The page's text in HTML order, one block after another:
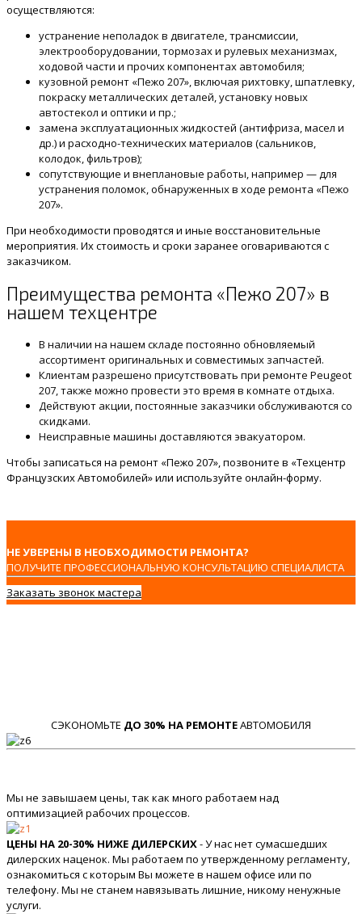
осуществляются:
устранение неполадок в двигателе, трансмиссии,
электрооборудовании, тормозах и рулевых механизмах,
ходовой части и прочих компонентах автомобиля;
кузовной ремонт «Пежо 207», включая рихтовку, шпатлевку,
покраску металлических деталей, установку новых
автостекол и оптики и пр.;
замена эксплуатационных жидкостей (антифриза, масел и
др.) и расходно-технических материалов (сальников,
колодок, фильтров);
сопутствующие и внеплановые работы, например — для
устранения поломок, обнаруженных в ходе ремонта «Пежо
207».
При необходимости проводятся и иные восстановительные
мероприятия. Их стоимость и сроки заранее оговариваются с
заказчиком.
Преимущества ремонта «Пежо 207» в
нашем техцентре
В наличии на нашем складе постоянно обновляемый
ассортимент оригинальных и совместимых запчастей.
Клиентам разрешено присутствовать при ремонте Peugeot
207, также можно провести это время в комнате отдыха.
Действуют акции, постоянные заказчики обслуживаются со
скидками.
Неисправные машины доставляются эвакуатором.
Чтобы записаться на ремонт «Пежо 207», позвоните в «Техцентр
Французских Автомобилей» или используйте онлайн-форму.
НЕ УВЕРЕНЫ В НЕОБХОДИМОСТИ РЕМОНТА?
ПОЛУЧИТЕ ПРОФЕССИОНАЛЬНУЮ КОНСУЛЬТАЦИЮ СПЕЦИАЛИСТА
Заказать звонок мастера
СЭКОНОМЬТЕ ДО 30% НА РЕМОНТЕАВТОМОБИЛЯ
Мы не завышаем цены, так как много работаем над
оптимизацией рабочих процессов.
ЦЕНЫ НА 20-30% НИЖЕ ДИЛЕРСКИХ- У нас нет сумасшедших
дилерских наценок. Мы работаем по утвержденному регламенту,
ознакомиться с которым Вы можете в нашем офисе или по
телефону. Мы не станем навязывать лишние, никому ненужные
услуги.